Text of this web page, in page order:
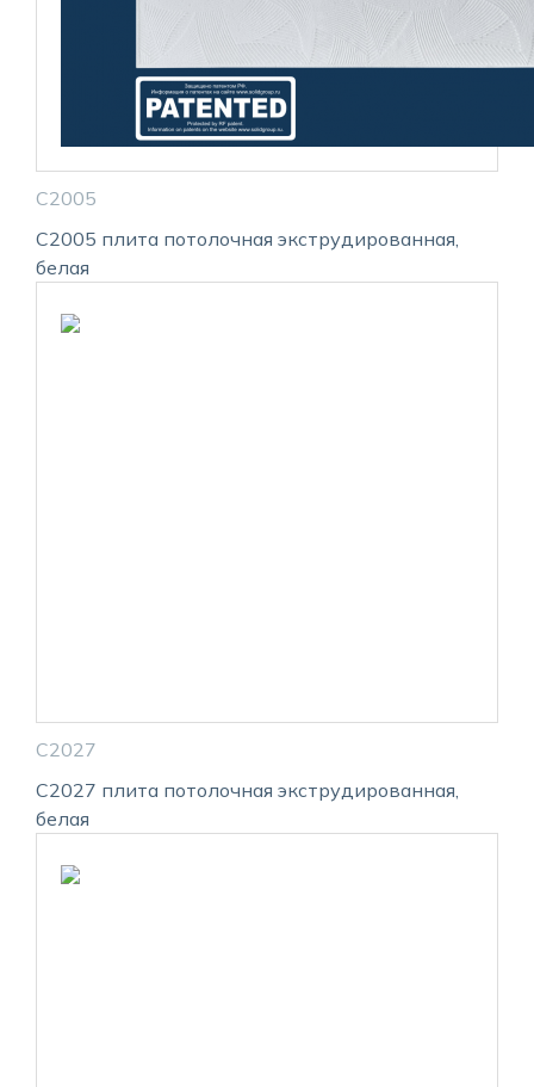
С2005
С2005 плита потолочная экструдированная,
белая
С2027
С2027 плита потолочная экструдированная,
белая